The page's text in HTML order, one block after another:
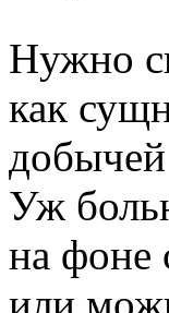
Нужно
как
Уж
на фоне